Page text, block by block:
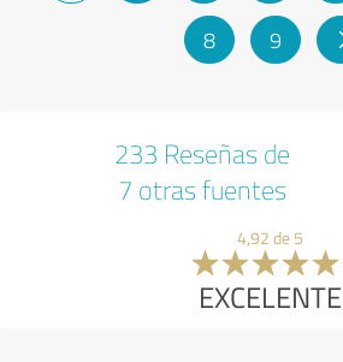
8 9
233 Reseñas de
7 otras fuentes
4,92 de 5
EXCELENTE